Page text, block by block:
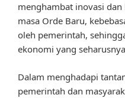
menghambat inovasi dan
masa Orde Baru,
oleh pemerintah,
ekonomi yang
Dalam menghadapi
pemerintah dan